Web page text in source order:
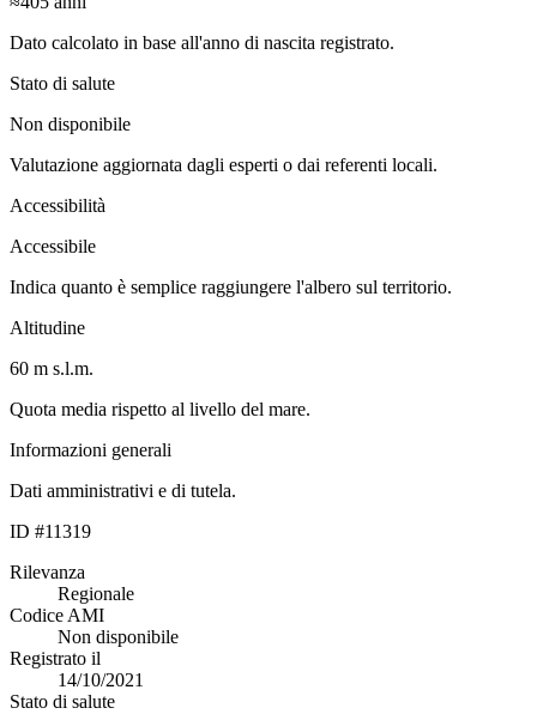
Dato calcolato in base all'anno di nascita registrato.
Stato di salute
Non disponibile
Valutazione aggiornata dagli esperti o dai referenti locali.
Accessibilità
Accessibile
Indica quanto è semplice raggiungere l'albero sul territorio.
Altitudine
60 m s.l.m.
Quota media rispetto al livello del mare.
Informazioni generali
Dati amministrativi e di tutela.
ID #11319
Rilevanza
Regionale
Codice AMI
Non disponibile
Registrato il
14/10/2021
Stato di salute